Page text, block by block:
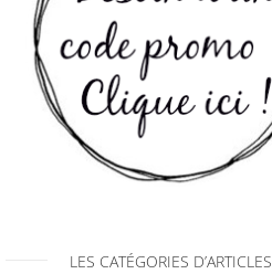
LES CATÉGORIES D’ARTICLES